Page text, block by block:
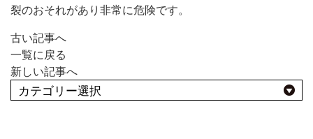
よくある質問
Q&A集
用語集
裂のおそれがあり非常に危険です。
古い記事へ
一覧に戻る
新しい記事へ